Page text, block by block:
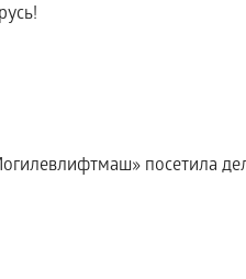
посетила